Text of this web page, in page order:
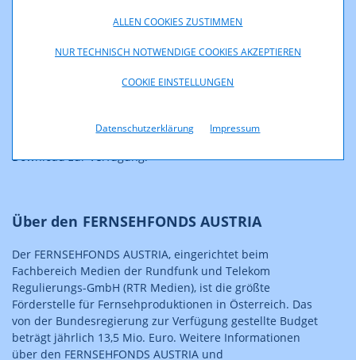
ALLEN COOKIES ZUSTIMMEN
NUR TECHNISCH NOTWENDIGE COOKIES AKZEPTIEREN
COOKIE EINSTELLUNGEN
Datenschutzerklärung Impressum
einem Landeskrankenhaus schafft, startet je nach Haus
20. Dezember um 23.05 Uhrim Programm von
Download zur Verfügung.
Über den FERNSEHFONDS AUSTRIA
Der FERNSEHFONDS AUSTRIA, eingerichtet beim
Fachbereich Medien der Rundfunk und Telekom
Regulierungs-GmbH (RTR Medien), ist die größte
Förderstelle für Fernsehproduktionen in Österreich. Das
von der Bundesregierung zur Verfügung gestellte Budget
beträgt jährlich 13,5 Mio. Euro. Weitere Informationen
über den FERNSEHFONDS AUSTRIA und